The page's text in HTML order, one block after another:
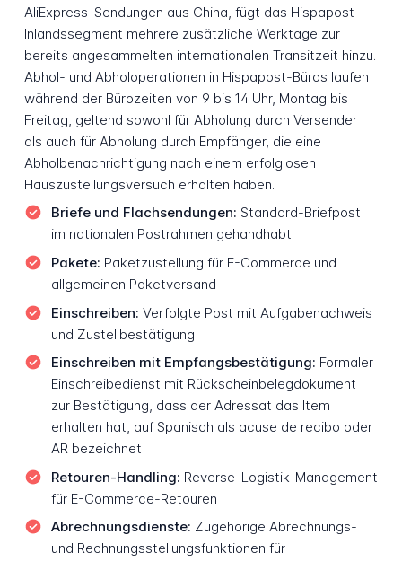
AliExpress-Sendungen aus China, fügt das Hispapost-
Inlandssegment mehrere zusätzliche Werktage zur
bereits angesammelten internationalen Transitzeit hinzu.
Abhol- und Abholoperationen in Hispapost-Büros laufen
während der Bürozeiten von 9 bis 14 Uhr, Montag bis
Freitag, geltend sowohl für Abholung durch Versender
als auch für Abholung durch Empfänger, die eine
Abholbenachrichtigung nach einem erfolglosen
Hauszustellungsversuch erhalten haben.
Briefe und Flachsendungen: Standard-Briefpost
im nationalen Postrahmen gehandhabt
Pakete: Paketzustellung für E-Commerce und
allgemeinen Paketversand
Einschreiben: Verfolgte Post mit Aufgabenachweis
und Zustellbestätigung
Einschreiben mit Empfangsbestätigung: Formaler
Einschreibedienst mit Rückscheinbelegdokument
zur Bestätigung, dass der Adressat das Item
erhalten hat, auf Spanisch als acuse de recibo oder
AR bezeichnet
Retouren-Handling: Reverse-Logistik-Management
für E-Commerce-Retouren
Abrechnungsdienste: Zugehörige Abrechnungs-
und Rechnungsstellungsfunktionen für